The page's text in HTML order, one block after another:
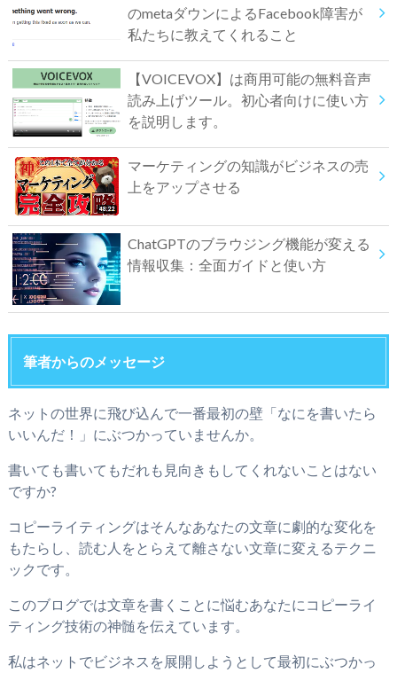
のmetaダウンによるFacebook障害が
私たちに教えてくれること
【VOICEVOX】は商用可能の無料音声
読み上げツール。初心者向けに使い方
を説明します。
マーケティングの知識がビジネスの売
上をアップさせる
ChatGPTのブラウジング機能が変える
情報収集：全面ガイドと使い方
筆者からのメッセージ
ネットの世界に飛び込んで一番最初の壁「なにを書いたら
いいんだ！」にぶつかっていませんか。
書いても書いてもだれも見向きもしてくれないことはない
ですか?
コピーライティングはそんなあなたの文章に劇的な変化を
もたらし、読む人をとらえて離さない文章に変えるテクニ
ックです。
このブログでは文章を書くことに悩むあなたにコピーライ
ティング技術の神髄を伝えています。
私はネットでビジネスを展開しようとして最初にぶつかっ